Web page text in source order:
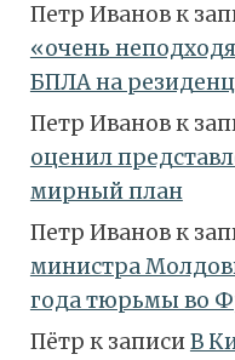
Петр Ивановк
«очень
БПЛА на
Петр Ивановк
оценил
мирный план
Петр Ивановк
министра
года тюрьмы во
Пётр к записиВ